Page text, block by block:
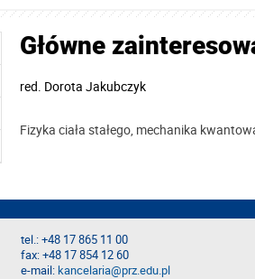
Główne
red. Dorota Jakubczyk
Fizyka ciała stałego, mechanika
tel.: +48 17 865 11 00
fax: +48 17 854 12 60
e-mail:kancelaria@prz.edu.pl